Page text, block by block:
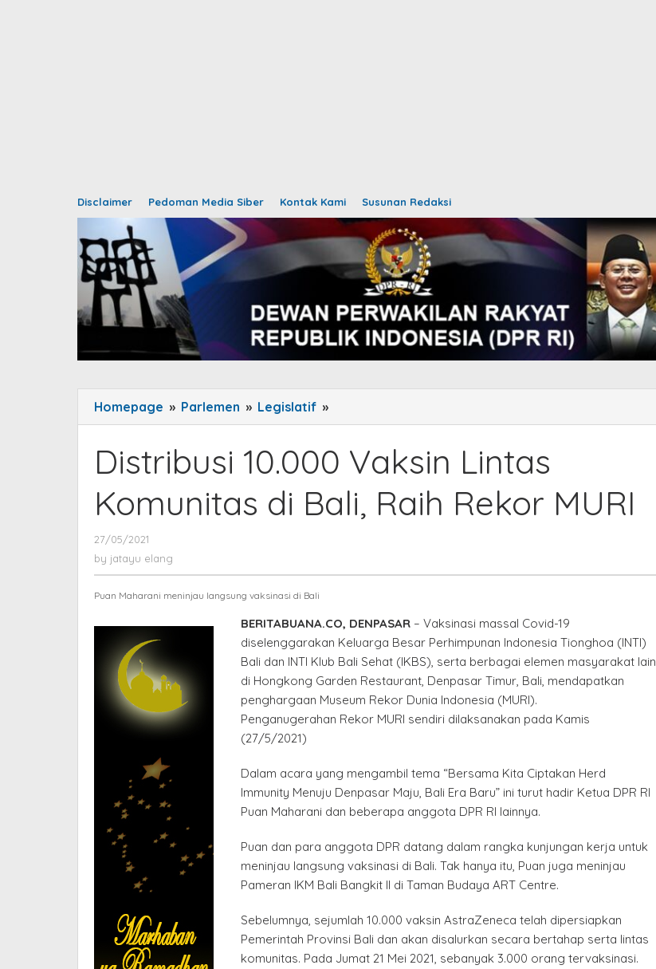
Disclaimer Pedoman Media Siber Kontak Kami Susunan Redaksi
Homepage » Parlemen » Legislatif »
10.000
Lintas
di
MURI
Distribusi 10.000 Vaksin Lintas
Komunitas di Bali, Raih Rekor MURI
27/05/2021
jatayu
by jatayu elang
Puan Maharani meninjau langsung vaksinasi di Bali
BERITABUANA.CO, DENPASAR– Vaksinasi massal Covid-19
diselenggarakan Keluarga Besar Perhimpunan Indonesia Tionghoa (INTI)
Bali dan INTI Klub Bali Sehat (IKBS), serta berbagai elemen masyarakat lain
di Hongkong Garden Restaurant, Denpasar Timur, Bali, mendapatkan
penghargaan Museum Rekor Dunia Indonesia (MURI).
Penganugerahan Rekor MURI sendiri dilaksanakan pada Kamis
(27/5/2021)
Dalam acara yang mengambil tema “Bersama Kita Ciptakan Herd
Immunity Menuju Denpasar Maju, Bali Era Baru” ini turut hadir Ketua DPR RI
Puan Maharani dan beberapa anggota DPR RI lainnya.
Puan dan para anggota DPR datang dalam rangka kunjungan kerja untuk
meninjau langsung vaksinasi di Bali. Tak hanya itu, Puan juga meninjau
Pameran IKM Bali Bangkit II di Taman Budaya ART Centre.
Sebelumnya, sejumlah 10.000 vaksin AstraZeneca telah dipersiapkan
Pemerintah Provinsi Bali dan akan disalurkan secara bertahap serta lintas
komunitas. Pada Jumat 21 Mei 2021, sebanyak 3.000 orang tervaksinasi.